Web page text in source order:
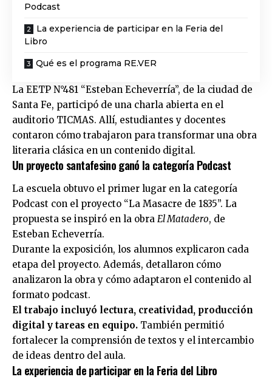
Podcast
La experiencia de participar en la Feria del
Libro
Qué es el programa RE.VER
La EETP N°481 “Esteban Echeverría”, de la ciudad de
Santa Fe, participó de una charla abierta en el
auditorio TICMAS. Allí, estudiantes y docentes
contaron cómo trabajaron para transformar una obra
literaria clásica en un contenido digital.
Un proyecto santafesino ganó la categoría Podcast
La escuela obtuvo el primer lugar en la categoría
Podcast con el proyecto “La Masacre de 1835”. La
propuesta se inspiró en la obra El Matadero, de
Esteban Echeverría.
Durante la exposición, los alumnos explicaron cada
etapa del proyecto. Además, detallaron cómo
analizaron la obra y cómo adaptaron el contenido al
formato podcast.
El trabajo incluyó lectura, creatividad, producción
digital y tareas en equipo. También permitió
fortalecer la comprensión de textos y el intercambio
de ideas dentro del aula.
La experiencia de participar en la Feria del Libro